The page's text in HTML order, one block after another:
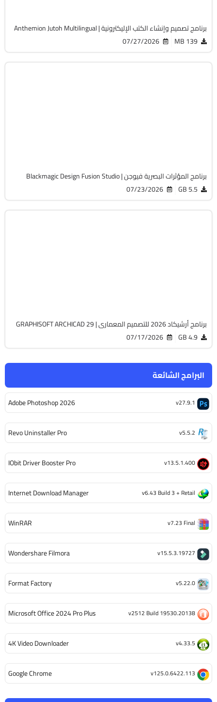
البرامج الشائعة
Adobe Photoshop 2026 v27.9.1
Revo Uninstaller Pro v5.5.2
IObit Driver Booster Pro v13.5.1.400
Internet Download Manager v6.43 Build 3 + Retail
WinRAR v7.23 Final
Wondershare Filmora v15.5.3.19727
Format Factory v5.22.0
Microsoft Office 2024 Pro Plus v2512 Build 19530.20138
4K Video Downloader v4.33.5
Google Chrome v125.0.6422.113
برنامج تصميم وإنشاء الكتب الإليكترونية | Anthemion Jutoh Multilingual
139 MB
07/27/2026
برنامج المؤثرات البصرية فيوجن | Blackmagic Design Fusion Studio
5.5 GB
07/23/2026
برنامج أرشيكاد 2026 للتصميم المعمارى | GRAPHISOFT ARCHICAD 29
4.9 GB
07/17/2026